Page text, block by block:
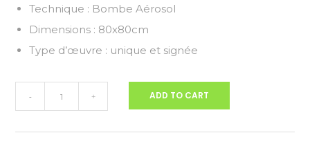
Technique : Bombe Aérosol
Dimensions : 80x80cm
Type d’œuvre : unique et signée
Bombe
- + ADD TO CART